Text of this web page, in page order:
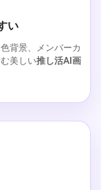
い
背景、メンバーカ
美しい推し活AI画